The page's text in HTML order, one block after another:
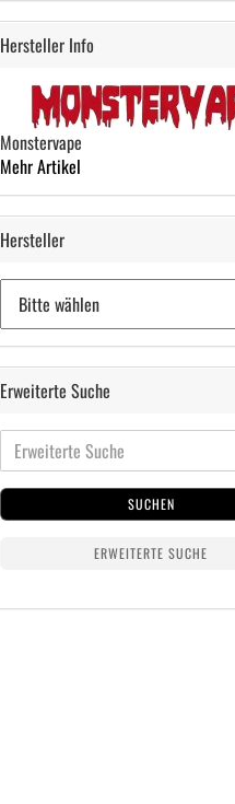
Hersteller Info
Monstervape
Mehr Artikel
Hersteller
Erweiterte Suche
SUCHEN
ERWEITERTE SUCHE